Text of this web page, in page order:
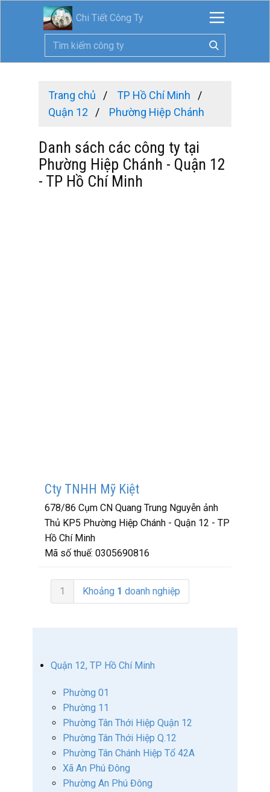
Chi Tiết Công Ty
Trang chủ
TP Hồ Chí Minh
Quận 12
Phường Hiệp Chánh
Danh sách các công ty tại
Phường Hiệp Chánh - Quận 12
- TP Hồ Chí Minh
Cty TNHH Mỹ Kiệt
678/86 Cụm CN Quang Trung Nguyễn ảnh
Thủ KP5 Phường Hiệp Chánh - Quận 12 - TP
Hồ Chí Minh
Mã số thuế: 0305690816
1 Khoảng 1 doanh nghiệp
Quận 12, TP Hồ Chí Minh
Phường 01
Phường 11
Phường Tân Thới Hiệp Quận 12
Phường Tân Thới Hiệp Q.12
Phường Tân Chánh Hiệp Tổ 42A
Xã An Phú Đông
Phường An Phú Đông